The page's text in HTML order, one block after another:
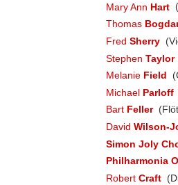
Mary Ann Hart
Thomas
Fred Sherry
Stephen Taylor
Melanie Field
Michael Parloff
Bart Feller
David Wilson-
Simon Joly
Philharmonia
Robert Craft